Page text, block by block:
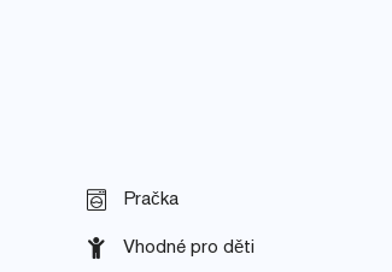
Pračka
Vhodné pro děti